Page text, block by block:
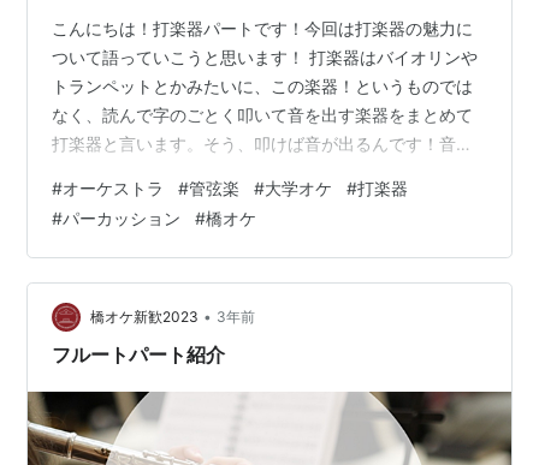
こんにちは！打楽器パートです！今回は打楽器の魅力に
ついて語っていこうと思います！ 打楽器はバイオリンや
トランペットとかみたいに、この楽器！というものでは
なく、読んで字のごとく叩いて音を出す楽器をまとめて
打楽器と言います。そう、叩けば音が出るんです！音を
すごーーく細かい所までこだわることができます。こん
な感じの音がいいな〜とか、こんな感じは嫌だな〜と
か、今曲がこんな場面だからこんな感じの音出したい
な〜とかとか、、叩けば音が出る楽器達だからこそ、無
限の可能性があります！(と筆者は思ってます)この楽器達
から思い通りの音を出せるようになったらと思うと……
#オーケストラ #管弦楽 #大学オケ #打楽器
#パーカッション #橋オケ
橋オケ新歓2023 • 3年前
フルートパート紹介